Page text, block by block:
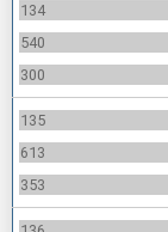
134
540
300
135
613
353